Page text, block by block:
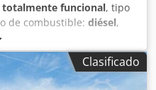
totalmente funcional, tipo
de combustible: diésel,
de ejes:
fabricación:1977,
en buen estado
Clasificado